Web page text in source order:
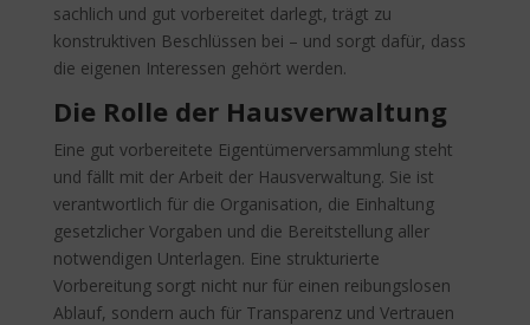
sachlich und gut vorbereitet darlegt, trägt zu
konstruktiven Beschlüssen bei – und sorgt dafür, dass
die eigenen Interessen gehört werden.
Die Rolle der Hausverwaltung
Eine gut vorbereitete Eigentümerversammlung steht
und fällt mit der Arbeit der Hausverwaltung. Sie ist
verantwortlich für die Organisation, die Einhaltung
gesetzlicher Vorgaben und die Bereitstellung aller
notwendigen Unterlagen. Eine strukturierte
Vorbereitung sorgt nicht nur für einen reibungslosen
Ablauf, sondern auch für Transparenz und Vertrauen